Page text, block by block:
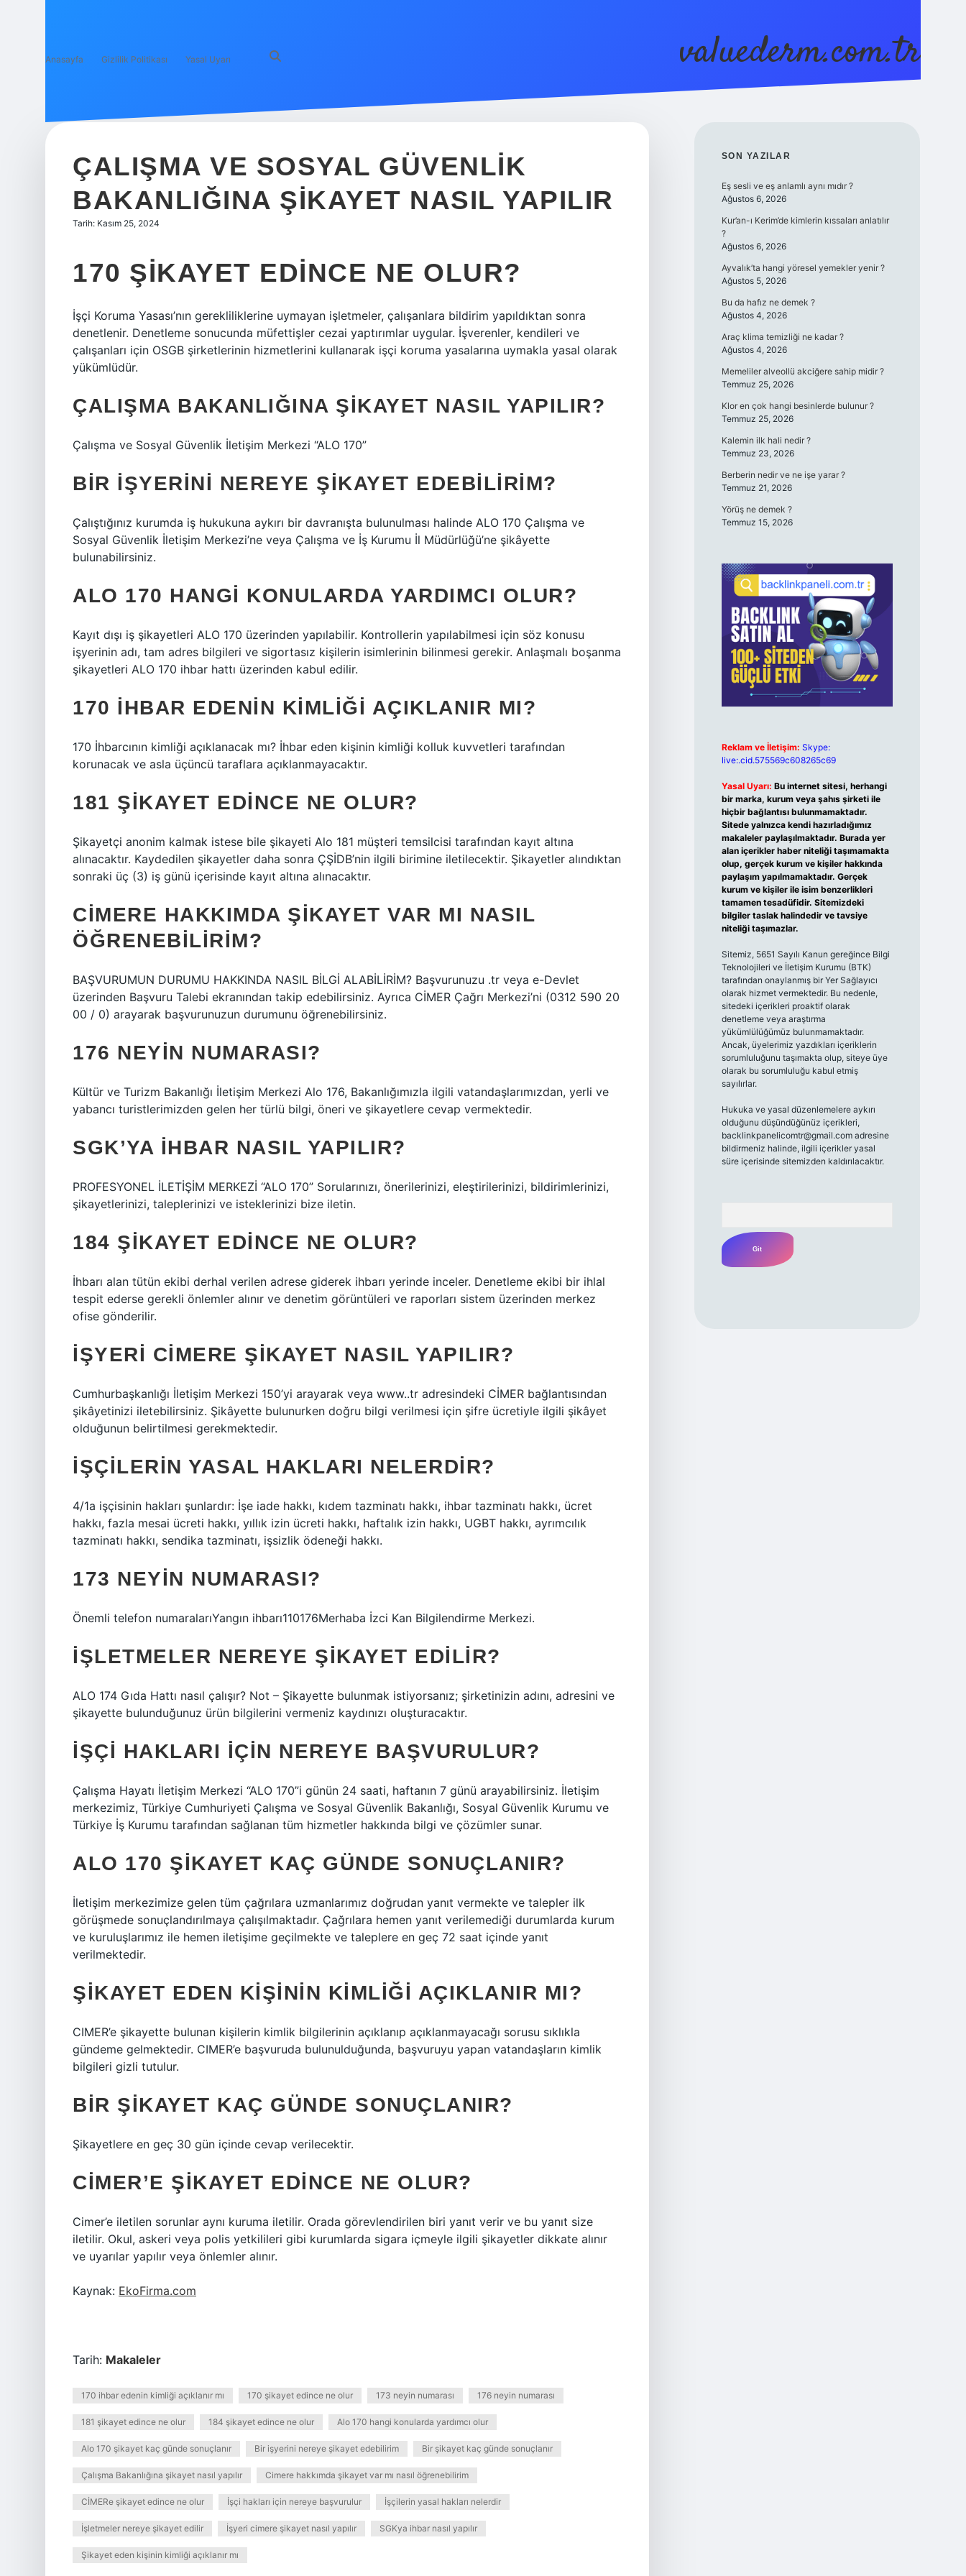
Anasayfa Gizlilik Politikası Yasal Uyarı valuederm.com.tr
ÇALIŞMA VE SOSYAL GÜVENLIK
BAKANLIĞINA ŞIKAYET NASIL YAPILIR
Tarih: Kasım 25, 2024
170 ŞIKAYET EDINCE NE OLUR?
İşçi Koruma Yasası’nın gerekliliklerine uymayan işletmeler, çalışanlara bildirim yapıldıktan sonra
denetlenir. Denetleme sonucunda müfettişler cezai yaptırımlar uygular. İşverenler, kendileri ve
çalışanları için OSGB şirketlerinin hizmetlerini kullanarak işçi koruma yasalarına uymakla yasal olarak
yükümlüdür.
ÇALIŞMA BAKANLIĞINA ŞIKAYET NASIL YAPILIR?
Çalışma ve Sosyal Güvenlik İletişim Merkezi “ALO 170”
BIR IŞYERINI NEREYE ŞIKAYET EDEBILIRIM?
Çalıştığınız kurumda iş hukukuna aykırı bir davranışta bulunulması halinde ALO 170 Çalışma ve
Sosyal Güvenlik İletişim Merkezi’ne veya Çalışma ve İş Kurumu İl Müdürlüğü’ne şikâyette
bulunabilirsiniz.
ALO 170 HANGI KONULARDA YARDIMCI OLUR?
Kayıt dışı iş şikayetleri ALO 170 üzerinden yapılabilir. Kontrollerin yapılabilmesi için söz konusu
işyerinin adı, tam adres bilgileri ve sigortasız kişilerin isimlerinin bilinmesi gerekir. Anlaşmalı boşanma
şikayetleri ALO 170 ihbar hattı üzerinden kabul edilir.
170 IHBAR EDENIN KIMLIĞI AÇIKLANIR MI?
170 İhbarcının kimliği açıklanacak mı? İhbar eden kişinin kimliği kolluk kuvvetleri tarafından
korunacak ve asla üçüncü taraflara açıklanmayacaktır.
181 ŞIKAYET EDINCE NE OLUR?
Şikayetçi anonim kalmak istese bile şikayeti Alo 181 müşteri temsilcisi tarafından kayıt altına
alınacaktır. Kaydedilen şikayetler daha sonra ÇŞİDB’nin ilgili birimine iletilecektir. Şikayetler alındıktan
sonraki üç (3) iş günü içerisinde kayıt altına alınacaktır.
CIMERE HAKKIMDA ŞIKAYET VAR MI NASIL
ÖĞRENEBILIRIM?
BAŞVURUMUN DURUMU HAKKINDA NASIL BİLGİ ALABİLİRİM? Başvurunuzu .tr veya e-Devlet
üzerinden Başvuru Talebi ekranından takip edebilirsiniz. Ayrıca CİMER Çağrı Merkezi’ni (0312 590 20
00 / 0) arayarak başvurunuzun durumunu öğrenebilirsiniz.
176 NEYIN NUMARASI?
Kültür ve Turizm Bakanlığı İletişim Merkezi Alo 176, Bakanlığımızla ilgili vatandaşlarımızdan, yerli ve
yabancı turistlerimizden gelen her türlü bilgi, öneri ve şikayetlere cevap vermektedir.
SGK’YA IHBAR NASIL YAPILIR?
PROFESYONEL İLETİŞİM MERKEZİ “ALO 170” Sorularınızı, önerilerinizi, eleştirilerinizi, bildirimlerinizi,
şikayetlerinizi, taleplerinizi ve isteklerinizi bize iletin.
184 ŞIKAYET EDINCE NE OLUR?
İhbarı alan tütün ekibi derhal verilen adrese giderek ihbarı yerinde inceler. Denetleme ekibi bir ihlal
tespit ederse gerekli önlemler alınır ve denetim görüntüleri ve raporları sistem üzerinden merkez
ofise gönderilir.
İŞYERI CIMERE ŞIKAYET NASIL YAPILIR?
Cumhurbaşkanlığı İletişim Merkezi 150’yi arayarak veya www..tr adresindeki CİMER bağlantısından
şikâyetinizi iletebilirsiniz. Şikâyette bulunurken doğru bilgi verilmesi için şifre ücretiyle ilgili şikâyet
olduğunun belirtilmesi gerekmektedir.
İŞÇILERIN YASAL HAKLARI NELERDIR?
4/1a işçisinin hakları şunlardır: İşe iade hakkı, kıdem tazminatı hakkı, ihbar tazminatı hakkı, ücret
hakkı, fazla mesai ücreti hakkı, yıllık izin ücreti hakkı, haftalık izin hakkı, UGBT hakkı, ayrımcılık
tazminatı hakkı, sendika tazminatı, işsizlik ödeneği hakkı.
173 NEYIN NUMARASI?
Önemli telefon numaralarıYangın ihbarı110176Merhaba İzci Kan Bilgilendirme Merkezi.
İŞLETMELER NEREYE ŞIKAYET EDILIR?
ALO 174 Gıda Hattı nasıl çalışır? Not – Şikayette bulunmak istiyorsanız; şirketinizin adını, adresini ve
şikayette bulunduğunuz ürün bilgilerini vermeniz kaydınızı oluşturacaktır.
İŞÇI HAKLARI IÇIN NEREYE BAŞVURULUR?
Çalışma Hayatı İletişim Merkezi “ALO 170”i günün 24 saati, haftanın 7 günü arayabilirsiniz. İletişim
merkezimiz, Türkiye Cumhuriyeti Çalışma ve Sosyal Güvenlik Bakanlığı, Sosyal Güvenlik Kurumu ve
Türkiye İş Kurumu tarafından sağlanan tüm hizmetler hakkında bilgi ve çözümler sunar.
ALO 170 ŞIKAYET KAÇ GÜNDE SONUÇLANIR?
İletişim merkezimize gelen tüm çağrılara uzmanlarımız doğrudan yanıt vermekte ve talepler ilk
görüşmede sonuçlandırılmaya çalışılmaktadır. Çağrılara hemen yanıt verilemediği durumlarda kurum
ve kuruluşlarımız ile hemen iletişime geçilmekte ve taleplere en geç 72 saat içinde yanıt
verilmektedir.
ŞIKAYET EDEN KIŞININ KIMLIĞI AÇIKLANIR MI?
CIMER’e şikayette bulunan kişilerin kimlik bilgilerinin açıklanıp açıklanmayacağı sorusu sıklıkla
gündeme gelmektedir. CIMER’e başvuruda bulunulduğunda, başvuruyu yapan vatandaşların kimlik
bilgileri gizli tutulur.
BIR ŞIKAYET KAÇ GÜNDE SONUÇLANIR?
Şikayetlere en geç 30 gün içinde cevap verilecektir.
CİMER’E ŞIKAYET EDINCE NE OLUR?
Cimer’e iletilen sorunlar aynı kuruma iletilir. Orada görevlendirilen biri yanıt verir ve bu yanıt size
iletilir. Okul, askeri veya polis yetkilileri gibi kurumlarda sigara içmeyle ilgili şikayetler dikkate alınır
ve uyarılar yapılır veya önlemler alınır.
Kaynak: EkoFirma.com
Tarih: Makaleler
170 ihbar edenin kimliği açıklanır mı 170 şikayet edince ne olur 173 neyin numarası 176 neyin numarası
181 şikayet edince ne olur 184 şikayet edince ne olur Alo 170 hangi konularda yardımcı olur
Alo 170 şikayet kaç günde sonuçlanır Bir işyerini nereye şikayet edebilirim Bir şikayet kaç günde sonuçlanır
Çalışma Bakanlığına şikayet nasıl yapılır Cimere hakkımda şikayet var mı nasıl öğrenebilirim
CİMERe şikayet edince ne olur İşçi hakları için nereye başvurulur İşçilerin yasal hakları nelerdir
İşletmeler nereye şikayet edilir İşyeri cimere şikayet nasıl yapılır SGKya ihbar nasıl yapılır
Şikayet eden kişinin kimliği açıklanır mı
SIDEBAR
SON YAZILAR
Eş sesli ve eş anlamlı aynı mıdır ?
Ağustos 6, 2026
Kur’an-ı Kerim’de kimlerin kıssaları anlatılır
?
Ağustos 6, 2026
Ayvalık’ta hangi yöresel yemekler yenir ?
Ağustos 5, 2026
Bu da hafız ne demek ?
Ağustos 4, 2026
Araç klima temizliği ne kadar ?
Ağustos 4, 2026
Memeliler alveollü akciğere sahip midir ?
Temmuz 25, 2026
Klor en çok hangi besinlerde bulunur ?
Temmuz 25, 2026
Kalemin ilk hali nedir ?
Temmuz 23, 2026
Berberin nedir ve ne işe yarar ?
Temmuz 21, 2026
Yörüş ne demek ?
Temmuz 15, 2026
Reklam ve İletişim: Skype:
live:.cid.575569c608265c69
Yasal Uyarı: Bu internet sitesi, herhangi
bir marka, kurum veya şahıs şirketi ile
hiçbir bağlantısı bulunmamaktadır.
Sitede yalnızca kendi hazırladığımız
makaleler paylaşılmaktadır. Burada yer
alan içerikler haber niteliği taşımamakta
olup, gerçek kurum ve kişiler hakkında
paylaşım yapılmamaktadır. Gerçek
kurum ve kişiler ile isim benzerlikleri
tamamen tesadüfidir. Sitemizdeki
bilgiler taslak halindedir ve tavsiye
niteliği taşımazlar.
Sitemiz, 5651 Sayılı Kanun gereğince Bilgi
Teknolojileri ve İletişim Kurumu (BTK)
tarafından onaylanmış bir Yer Sağlayıcı
olarak hizmet vermektedir. Bu nedenle,
sitedeki içerikleri proaktif olarak
denetleme veya araştırma
yükümlülüğümüz bulunmamaktadır.
Ancak, üyelerimiz yazdıkları içeriklerin
sorumluluğunu taşımakta olup, siteye üye
olarak bu sorumluluğu kabul etmiş
sayılırlar.
Hukuka ve yasal düzenlemelere aykırı
olduğunu düşündüğünüz içerikleri,
backlinkpanelicomtr@gmail.comadresine
bildirmeniz halinde, ilgili içerikler yasal
süre içerisinde sitemizden kaldırılacaktır.